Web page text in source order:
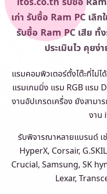
เก่า รับซื้อ Ram PC เลิ
รับซื้อ Ram PC เสีย ทั้
ประเมินไว คุยง่
แรมคอมพิวเตอร์ตั้งโต๊ะที่ไม่
แรมเกมมิ่ง แรม RGB แรม
งานอัปเกรดเครื่อง ยังสามา
งาน
รับพิจารณาหลายแบรนด์
HyperX, Corsair,
Crucial, Samsung, SK
Lexar,